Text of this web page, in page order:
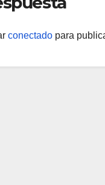
conectado para